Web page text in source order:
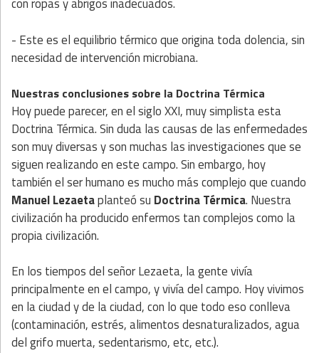
con ropas y abrigos inadecuados.
- Este es el equilibrio térmico que origina toda dolencia, sin
necesidad de intervención microbiana.
Nuestras conclusiones sobre la Doctrina Térmica
Hoy puede parecer, en el siglo XXI, muy simplista esta
Doctrina Térmica. Sin duda las causas de las enfermedades
son muy diversas y son muchas las investigaciones que se
siguen realizando en este campo. Sin embargo, hoy
también el ser humano es mucho más complejo que cuando
Manuel Lezaetaplanteó su Doctrina Térmica. Nuestra
civilización ha producido enfermos tan complejos como la
propia civilización.
En los tiempos del señor Lezaeta, la gente vivía
principalmente en el campo, y vivía del campo. Hoy vivimos
en la ciudad y de la ciudad, con lo que todo eso conlleva
(contaminación, estrés, alimentos desnaturalizados, agua
del grifo muerta, sedentarismo, etc, etc.).